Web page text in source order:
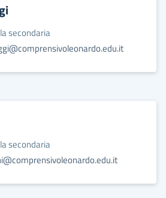
secondaria
secondaria